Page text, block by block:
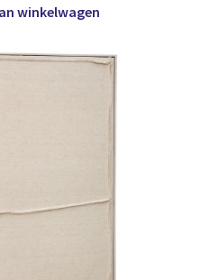
winkelwagen